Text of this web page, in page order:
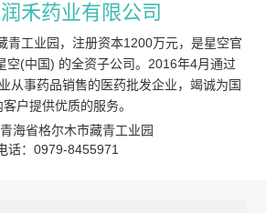
禾药业有限公司
青工业园，注册资本1200万元，是星空官
空(中国) 的全资子公司。2016年4月通过
从事药品销售的医药批发企业，竭诚为国
客户提供优质的服务。
海省格尔木市藏青工业园
话：0979-8455971